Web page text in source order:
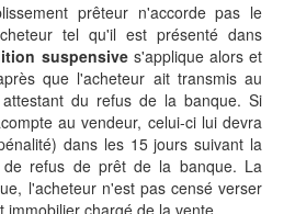
prêteur n'accorde pas le
tel qu'il est présenté dans
suspensives'applique alors et
que l'acheteur ait transmis au
du refus de la banque. Si
au vendeur, celui-ci lui devra
dans les 15 jours suivant la
de refus de prêt de la banque. La
l'acheteur n'est pas censé verser
immobilier chargé de la vente.